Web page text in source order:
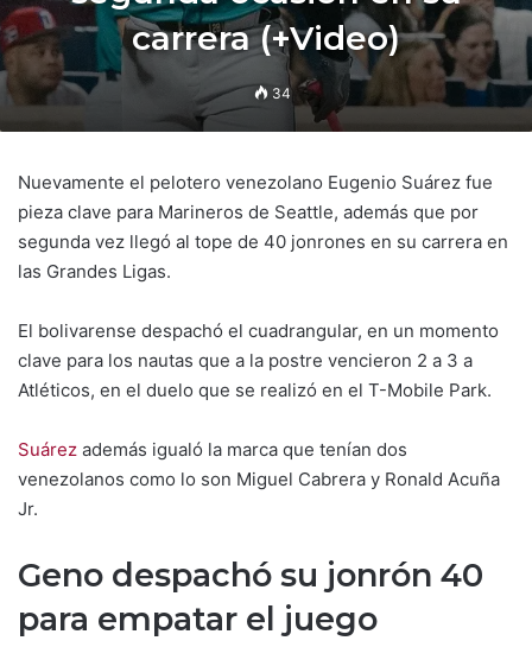
carrera (+Video)
34
Nuevamente el pelotero venezolano Eugenio Suárez fue
pieza clave para Marineros de Seattle, además que por
segunda vez llegó al tope de 40 jonrones en su carrera en
las Grandes Ligas.
El bolivarense despachó el cuadrangular, en un momento
clave para los nautas que a la postre vencieron 2 a 3 a
Atléticos, en el duelo que se realizó en el T-Mobile Park.
Suárez además igualó la marca que tenían dos
venezolanos como lo son Miguel Cabrera y Ronald Acuña
Jr.
Geno despachó su jonrón 40
para empatar el juego